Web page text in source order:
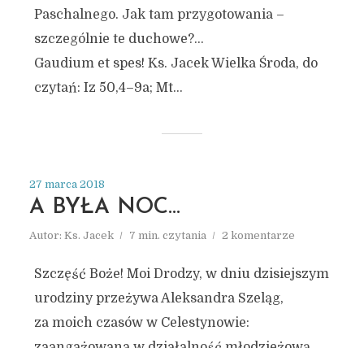
Paschalnego. Jak tam przygotowania –
szczególnie te duchowe?…
Gaudium et spes! Ks. Jacek Wielka Środa, do
czytań: Iz 50,4–9a; Mt...
27 marca 2018
A BYŁA NOC…
Autor: Ks. Jacek 7 min. czytania 2 komentarze
Szczęść Boże! Moi Drodzy, w dniu dzisiejszym
urodziny przeżywa Aleksandra Szeląg,
za moich czasów w Celestynowie: